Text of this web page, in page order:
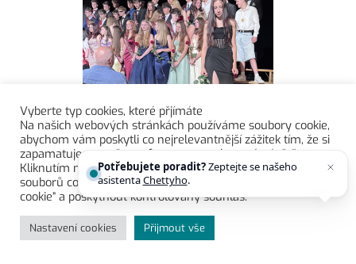
Vyberte typ cookies, které přjímáte
Na našich webových stránkách používáme soubory cookie,
abychom vám poskytli co nejrelevantnější zážitek tím, že si
zapamatujeme vaše preference a opakované návštěvy.
Kliknutím na „Přijmout vše“ souhlasíte s používáním VŠECH
souborů cookie. Můžete však navštívit „Nastavení souborů
cookie“ a poskytnout kontrolovaný souhlas.
Nastavení cookies Přijmout vše
Potřebujete poradit?Zeptejte se našeho
asistentaChettyho.